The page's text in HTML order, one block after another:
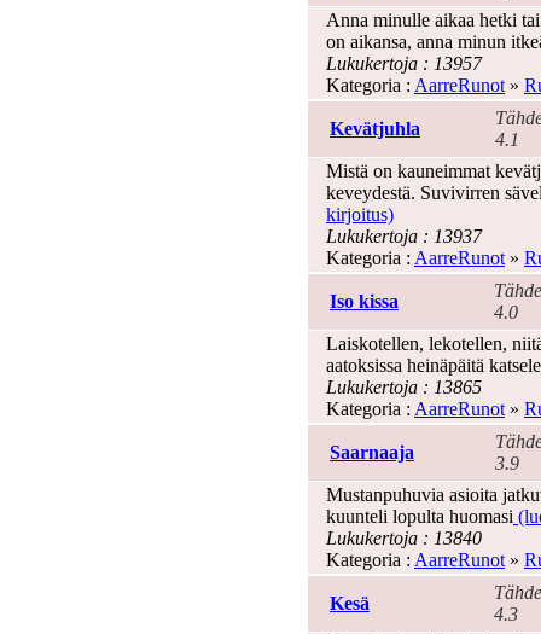
Anna minulle aikaa hetki
on aikansa, anna minun
Lukukertoja : 13957
Kategoria : AarreRunot »
Kevätjuhla
4.1
Mistä on kauneimmat
keveydestä. Suvivirren
kirjoitus)
Lukukertoja : 13937
Kategoria : AarreRunot »
Iso kissa
4.0
Laiskotellen, lekotellen,
aatoksissa heinäpäitä
Lukukertoja : 13865
Kategoria : AarreRunot »
Saarnaaja
3.9
Mustanpuhuvia asioita
kuunteli lopulta huomasi
Lukukertoja : 13840
Kategoria : AarreRunot »
Kesä
4.3